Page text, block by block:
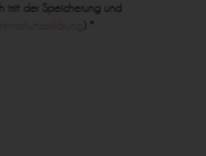
mit der Speicherung und
) *